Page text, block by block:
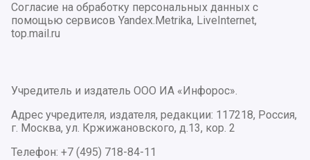
Согласие на обработку персональных данных с
помощью сервисов Yandex.Metrika, LiveInternet,
top.mail.ru
Учредитель и издатель ООО ИА «Инфорос».
Адрес учредителя, издателя, редакции: 117218, Россия,
г. Москва, ул. Кржижановского, д.13, кор. 2
Телефон: +7 (495) 718-84-11